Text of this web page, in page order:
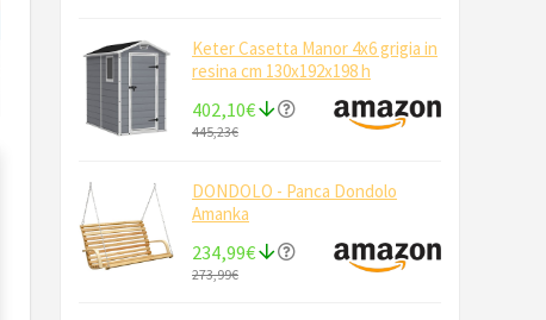
Keter Casetta Manor 4x6 grigia in
resina cm 130x192x198 h
402,10€
445,23€
DONDOLO - Panca Dondolo
Amanka
234,99€
273,99€